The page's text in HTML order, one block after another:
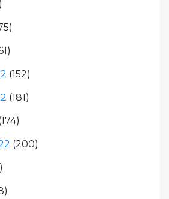
(152)
(181)
(200)